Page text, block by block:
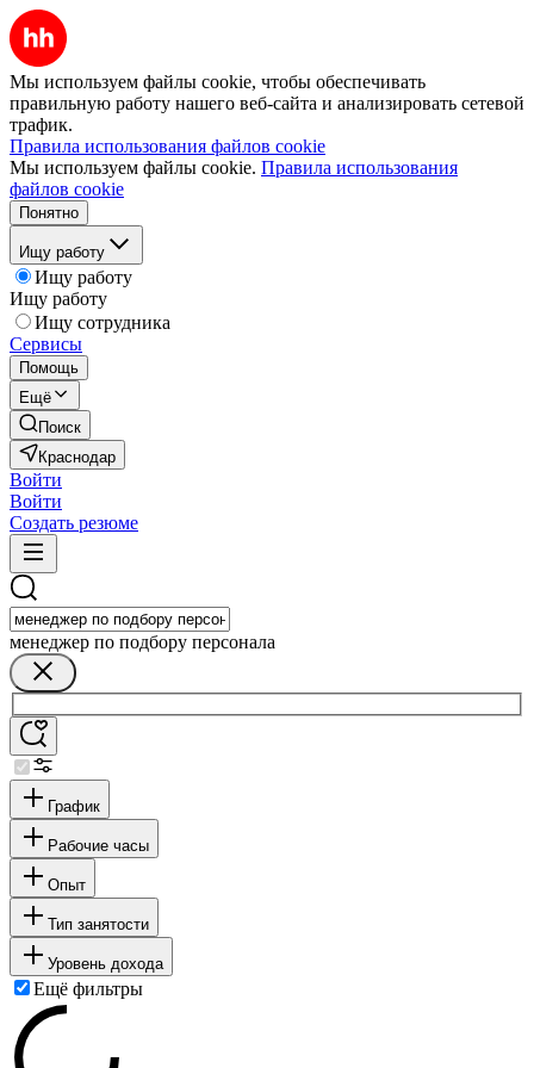
Мы используем файлы cookie, чтобы обеспечивать
правильную работу нашего веб-сайта и анализировать сетевой
трафик.
Правила использования файлов cookie
Мы используем файлы cookie. Правила использования
файлов cookie
Понятно
Ищу работу
Ищу работу
Ищу работу
Ищу сотрудника
Сервисы
Помощь
Ещё
Поиск
Краснодар
Войти
Войти
Создать резюме
менеджер по подбору персонала
График
Рабочие часы
Опыт
Тип занятости
Уровень дохода
Ещё фильтры